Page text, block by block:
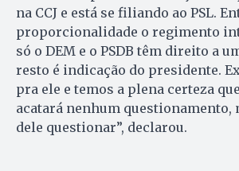
na CCJ e está se filiando ao PSL.
proporcionalidade o regimento
só o DEM e o PSDB têm direito a
resto é indicação do presidente.
pra ele e temos a plena certeza
acatará nenhum questionamento,
dele questionar”, declarou.